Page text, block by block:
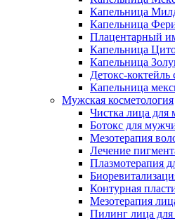
Капельница
Капельница
Плацентарный
Капельница
Капельница
Детокс-
Капельница
Мужская косметология
Чистка лица для
Ботокс для
Мезотерапия
Лечение
Плазмотерапия
Контурная
Мезотерапия
Пилинг лица